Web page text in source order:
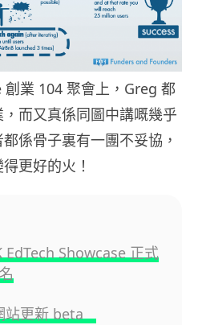
業 104 聚會上，Greg 都
而又真係同圖中講嘅幾乎
係骨子裏有一團不妥協，
更好的火！
Showcase 正式
站更新 beta